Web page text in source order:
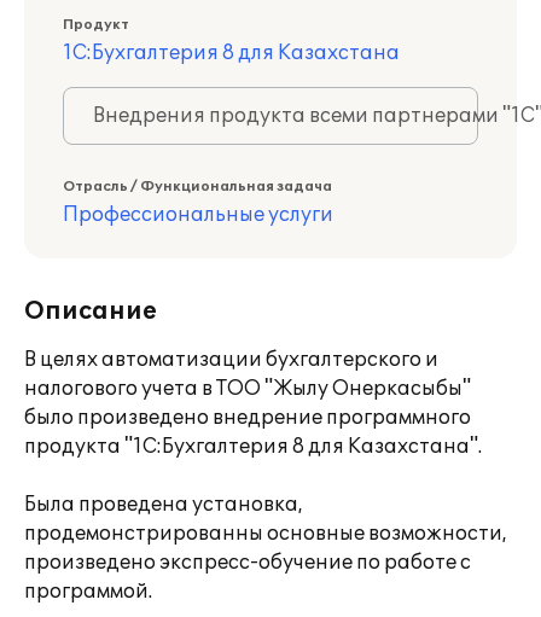
Продукт
1С:Бухгалтерия 8 для Казахстана
Внедрения продукта всеми партнерами
Отрасль / Функциональная задача
Профессиональные услуги
Описание
В целях автоматизации бухгалтерского и
налогового учета в ТОО "Жылу Онеркасыбы"
было произведено внедрение программного
продукта "1С:Бухгалтерия 8 для Казахстана".
Была проведена установка,
продемонстрированны основные возможности,
произведено экспресс-обучение по работе с
программой.